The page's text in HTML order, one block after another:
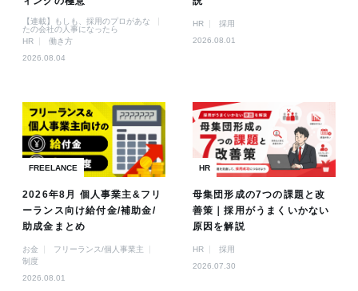
【連載】もしも、採用のプロがあな
たの会社の人事になったら
HR
働き方
2026.08.04
HR
採用
2026.08.01
FREELANCE
2026年8月 個人事業主&フリ
ーランス向け給付金/補助金/
助成金まとめ
お金
フリーランス/個人事業主
制度
2026.08.01
HR
母集団形成の7つの課題と改
善策｜採用がうまくいかない
原因を解説
HR
採用
2026.07.30